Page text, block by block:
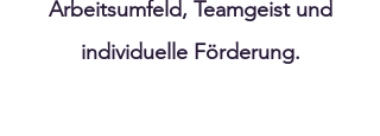
Arbeitsumfeld, Teamgeist und
individuelle Förderung.